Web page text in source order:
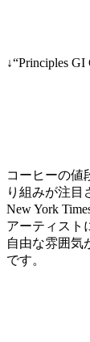
↓“Principles
コーヒーの値
り組みが注目
New York
アーティスト
自由な雰囲気
です。